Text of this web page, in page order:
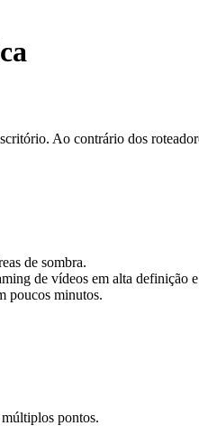
Ao contrário dos
de sombra.
de vídeos em alta definição
poucos minutos.
pontos.